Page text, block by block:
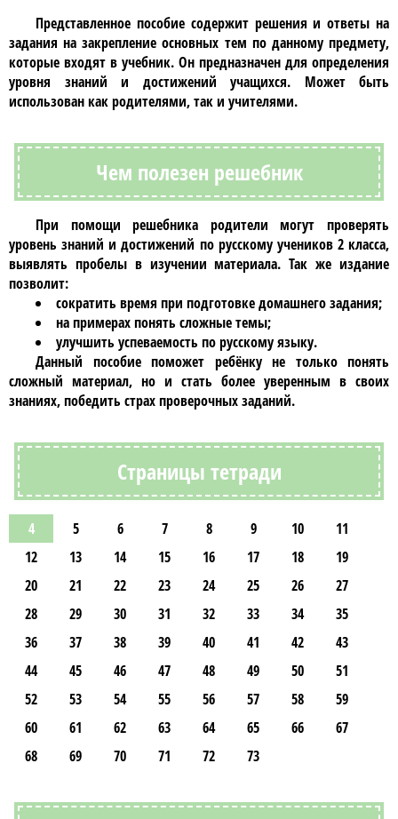
Представленное пособие содержит решения и ответы на
задания на закрепление основных тем по данному предмету,
которые входят в учебник. Он предназначен для определения
уровня знаний и достижений учащихся. Может быть
использован как родителями, так и учителями.
Чем полезен решебник
При помощирешебника родители могут проверять
уровень знаний и достижений по русскомуучеников 2 класса,
выявлять пробелы в изучении материала. Так же издание
позволит:
сократить время при подготовке домашнего задания;
на примерах понять сложные темы;
улучшить успеваемость по русскому языку.
Данный пособие поможет ребёнку не только понять
сложный материал, но и стать более уверенным в своих
знаниях, победить страх проверочных заданий.
Страницы тетради
4 5 6 7 8 9 10
11
12
13 14 15 16 17 18
19
20
21 22 23 24 25 26
27
28
29 30 31 32 33 34
35
36
37 38 39 40 41 42
43
44
45 46 47 48 49 50
51
52
53 54 55 56 57 58
59
60
61 62 63 64 65 66
67
68
69 70 71 72 73